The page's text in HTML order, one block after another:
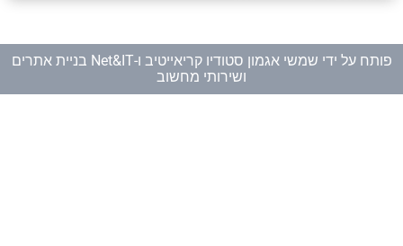
פותח על ידי שמשי אגמון סטודיו קריאייטיב ו-
Net&IT בניית אתרים
ושירותי מחשוב